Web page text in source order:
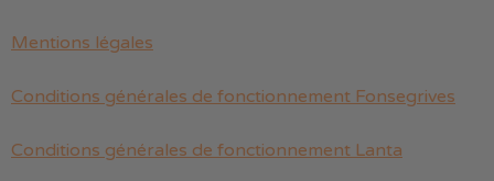
Mentions légales
Conditions générales de fonctionnement Fonsegrives
Conditions générales de fonctionnement Lanta